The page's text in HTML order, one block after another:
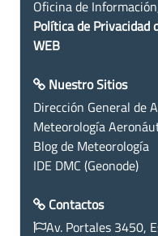
Oficina de
Política de Privacidad
WEB
Nuestro Sitios
Dirección General de
Meteorología
Blog de Meteorología
IDE DMC (Geonode)
Contactos
Av. Portales 3450,